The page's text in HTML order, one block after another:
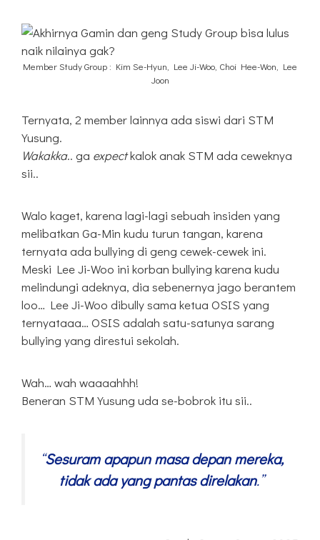
Member Study Group : Kim Se-Hyun, Lee Ji-Woo, Choi Hee-Won, Lee
Joon
Ternyata, 2 member lainnya ada siswi dari STM
Yusung.
Wakakka.. ga expectkalok anak STM ada ceweknya
sii..
Walo kaget, karena lagi-lagi sebuah insiden yang
melibatkan Ga-Min kudu turun tangan, karena
ternyata ada bullying di geng cewek-cewek ini.
Meski Lee Ji-Woo ini korban bullying karena kudu
melindungi adeknya, dia sebenernya jago berantem
loo… Lee Ji-Woo dibully sama ketua OSIS yang
ternyataaa… OSIS adalah satu-satunya sarang
bullying yang direstui sekolah.
Wah… wah waaaahhh!
Beneran STM Yusung uda se-bobrok itu sii..
“Sesuram apapun masa depan mereka,
tidak ada yang pantas direlakan.”